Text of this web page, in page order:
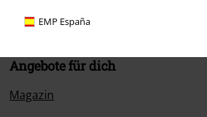
EMP España
Angebote für dich
Magazin